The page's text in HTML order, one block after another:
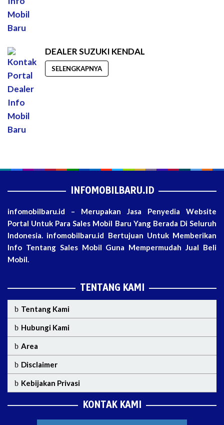
DEALER SUZUKI KENDAL
SELENGKAPNYA
INFOMOBILBARU.ID
infomobilbaru.id – Merupakan Jasa Penyedia Website
Portal Untuk Para Sales Mobil Baru Yang Berada Di Seluruh
Indonesia. infomobilbaru.id Bertujuan Untuk Memberikan
Info Tentang Sales Mobil Guna Mempermudah Jual Beli
Mobil.
TENTANG KAMI
Tentang Kami
Hubungi Kami
Area
Disclaimer
Kebijakan Privasi
KONTAK KAMI